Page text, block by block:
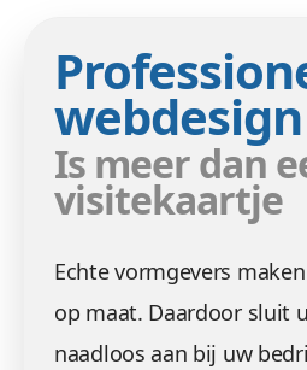
webdesign
Is meer dan
visitekaartje
Echte vormgevers
op maat. Daardoor sluit
naadloos aan bij uw